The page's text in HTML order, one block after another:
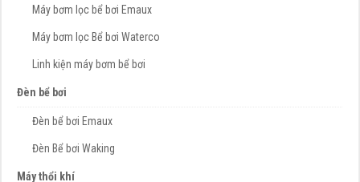
Máy bơm lọc bể bơi Emaux
Máy bơm lọc Bể bơi Waterco
Linh kiện máy bơm bể bơi
Đèn bể bơi
Đèn bể bơi Emaux
Đèn Bể bơi Waking
Máy thổi khí